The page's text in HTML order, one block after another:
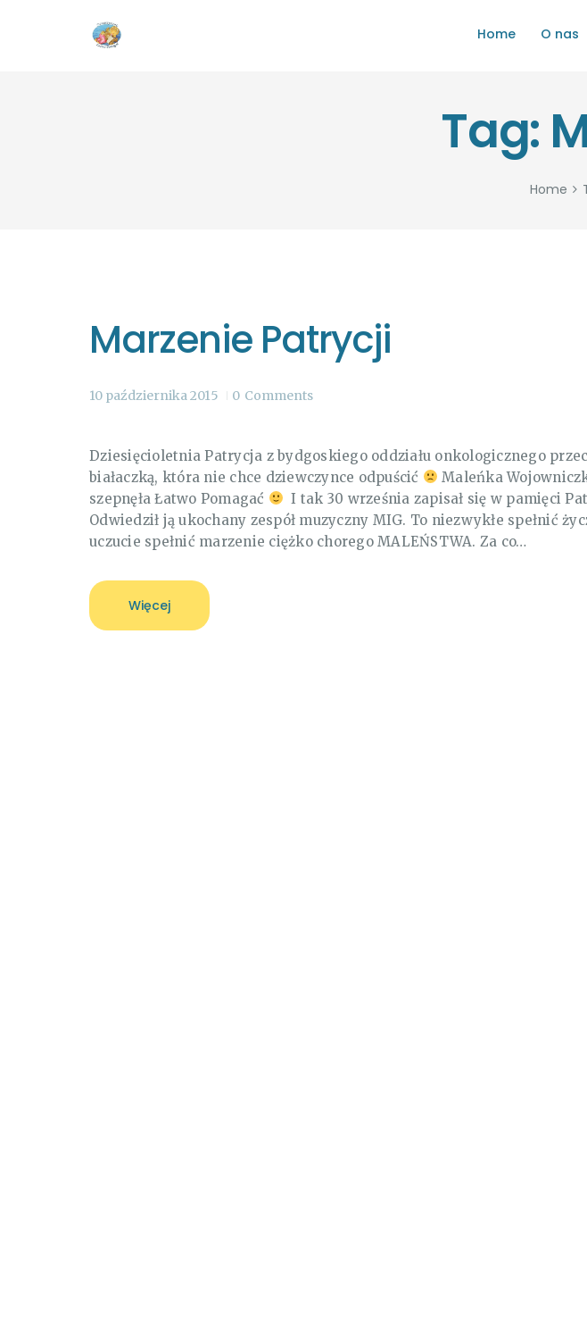
Home O nas
Tag:
Home
HOME
ZOSTAŃ
Marzenie Patrycji
10 października 2015 0 Comments
Dziesięcioletnia Patrycja z bydgoskiego oddziału onkologicznego
białaczką, która nie chce dziewczynce odpuścić
Maleńka
szepnęła Łatwo Pomagać
I tak 30 września zapisał się w pamięci
Odwiedził ją ukochany zespół muzyczny MIG. To niezwykłe spełnić
uczucie spełnić marzenie ciężko chorego MALEŃSTWA. Za co…
Więcej